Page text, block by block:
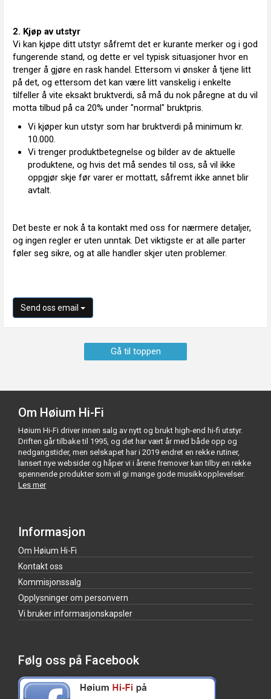
2. Kjøp av utstyr
Vi kan kjøpe ditt utstyr såfremt det er kurante merker og i god
fungerende stand, og dette er vel typisk situasjoner hvor en
trenger å gjøre en rask handel. Ettersom vi ønsker å tjene litt
på det, og ettersom det kan være litt vanskelig i enkelte
tilfeller å vite eksakt bruktverdi, så må du nok påregne at du vil
motta tilbud på ca 20% under "normal" bruktpris.
Vi kjøper kun utstyr som har bruktverdi på minimum kr.
10.000.
Vi trenger produktbetegnelse og bilder av de aktuelle
produktene, og hvis det må sendes til oss, så vil ikke
oppgjør skje før varer er mottatt, såfremt ikke annet blir
avtalt.
Det beste er nok å ta kontakt med oss for nærmere detaljer,
og ingen regler er uten unntak. Det viktigste er at alle parter
føler seg sikre, og at alle handler skjer uten problemer.
Send oss email
Gå til toppen
Om Høium Hi-Fi
Høium Hi-Fi driver innen salg av nytt og brukt high-end hi-fi utstyr.
Driften går tilbake til 1995, og det har vært år med både opp og
nedgangstider, men selskapet har i 2019 endret en rekke rutiner,
lansert nye websider og håper vi i årene fremover kan tilby en rekke
spennende produkter som vil gi mange gode musikkopplevelser.
Les mer
Informasjon
Om Høium Hi-Fi
Kontakt oss
Kommisjonssalg
Opplysninger om personvern
Vi bruker informasjonskapsler
Følg oss på Facebook